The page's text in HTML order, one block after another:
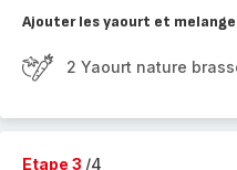
Ajouter les yaourt et
2 Yaourt nature
Etape 3 /4